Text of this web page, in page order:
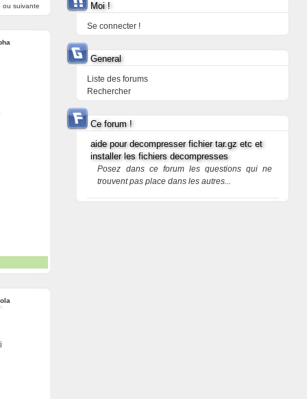
ou suivante Moi !
Se connecter !
General
Liste des forums
Rechercher
Ce forum !
aide pour decompresser fichier tar.gz etc et
installer les fichiers decompresses
Posez dans ce forum les questions qui ne
trouvent pas place dans les autres...